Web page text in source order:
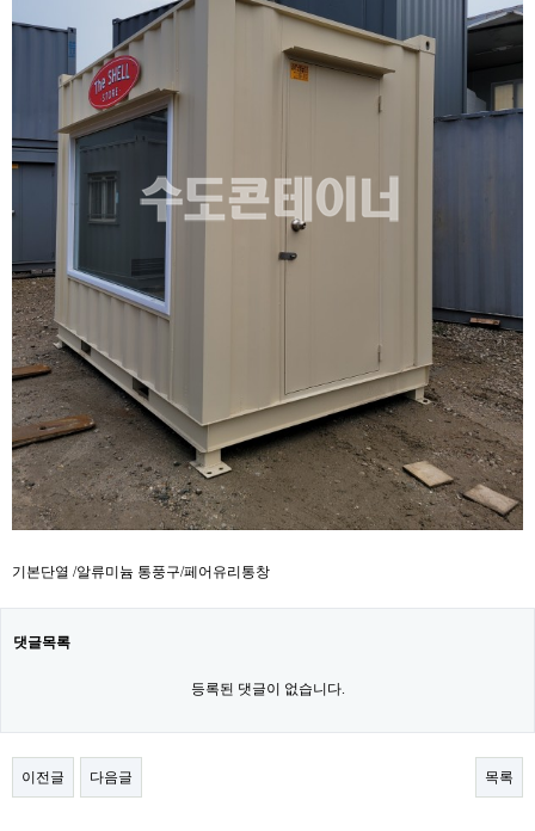
기본단열 /알류미늄 통풍구/페어유리통창
댓글목록
등록된 댓글이 없습니다.
이전글 다음글 목록